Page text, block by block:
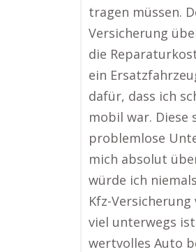
tragen müssen.
Versicherung
die
ein
dafür, dass ich
mobil war. Diese
problemlose
mich absolut
würde ich
Kfz-
viel unterwegs
wertvolles Auto